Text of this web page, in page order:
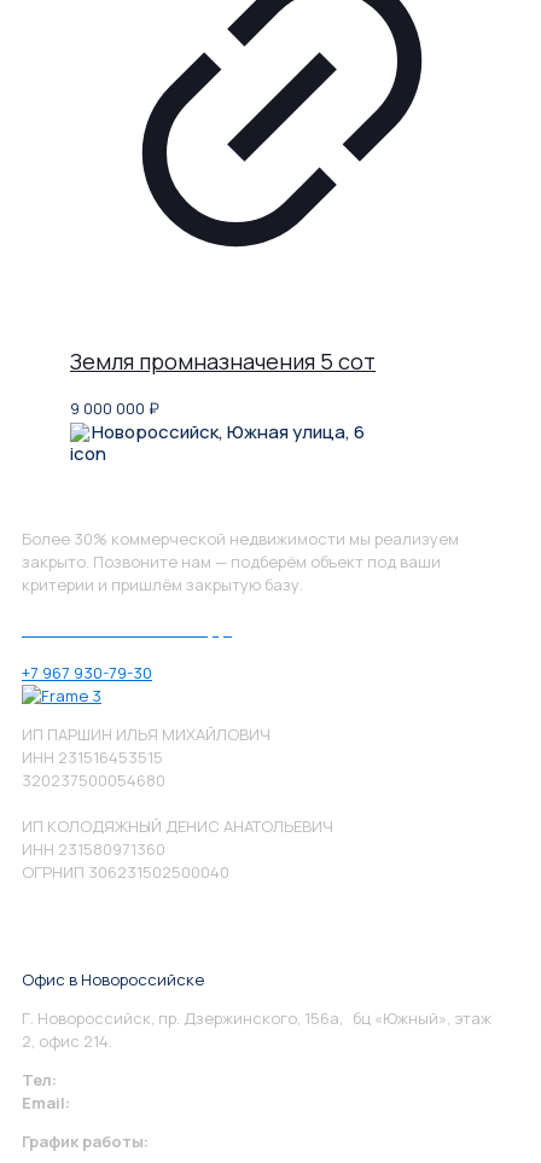
Земля промназначения 5 сот
9 000 000 ₽
Новороссийск, Южная улица, 6
Более 30% коммерческой недвижимости мы реализуем
закрыто. Позвоните нам — подберём объект под ваши
критерии и пришлём закрытую базу.
+7 967 930-79-30
ИП ПАРШИН ИЛЬЯ МИХАЙЛОВИЧ
ИНН 231516453515
320237500054680
ИП КОЛОДЯЖНЫЙ ДЕНИС АНАТОЛЬЕВИЧ
ИНН 231580971360
ОГРНИП 306231502500040
Офис в Новороссийске
Г. Новороссийск, пр. Дзержинского, 156а, бц «Южный», этаж
2, офис 214.
Тел:
Email:
График работы: